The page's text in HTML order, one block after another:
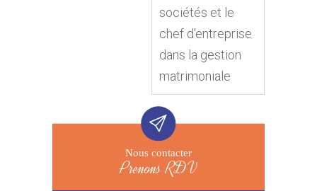
sociétés et le
chef d'entreprise
dans la gestion
matrimoniale
Nous contacter
Prenons RDV